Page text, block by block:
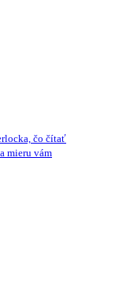
čo čítať
mieru vám